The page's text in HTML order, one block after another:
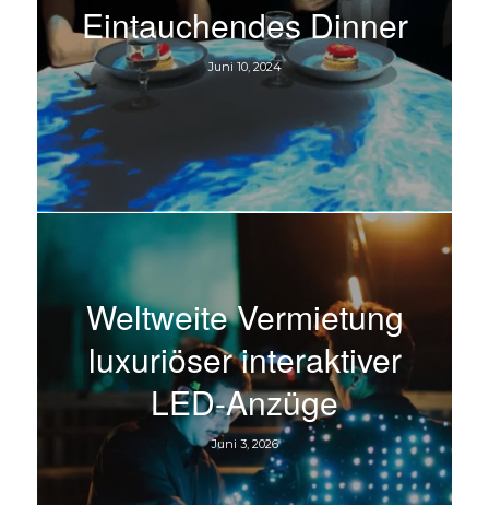
Eintauchendes Dinner
Juni 10, 2024
Weltweite Vermietung
luxuriöser interaktiver
LED-Anzüge
Juni 3, 2026